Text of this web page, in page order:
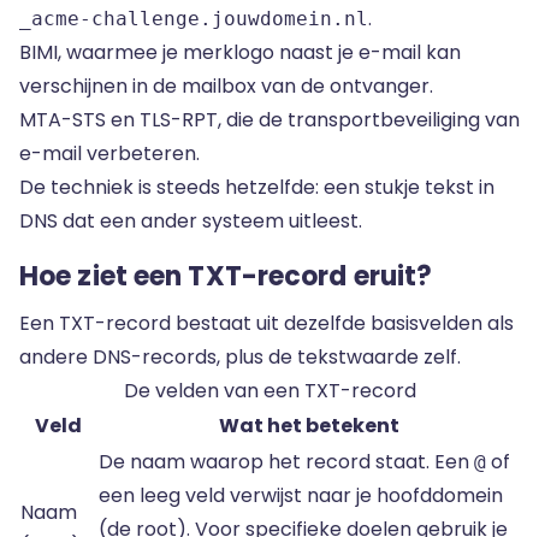
_acme-challenge.jouwdomein.nl.
BIMI, waarmee je merklogo naast je e-mail kan
verschijnen in de mailbox van de ontvanger.
MTA-STS en TLS-RPT, die de transportbeveiliging van
e-mail verbeteren.
De techniek is steeds hetzelfde: een stukje tekst in
DNS dat een ander systeem uitleest.
Hoe ziet een TXT-record eruit?
Een TXT-record bestaat uit dezelfde basisvelden als
andere DNS-records, plus de tekstwaarde zelf.
De velden van een TXT-record
Veld
Wat het betekent
Naam
De naam waarop het record staat. Een @ of
een leeg veld verwijst naar je hoofddomein
(de root). Voor specifieke doelen gebruik je